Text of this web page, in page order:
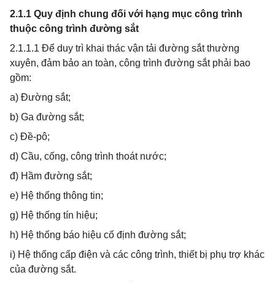
2.1.1 Quy định chung đối với hạng mục công trình
thuộc công trình đường sắt
2.1.1.1 Để duy trì khai thác vận tải đường sắt thường
xuyên, đảm bảo an toàn, công trình đường sắt phải bao
gồm:
a) Đường sắt;
b) Ga đường sắt;
c) Đề-pô;
d) Cầu, cống, công trình thoát nước;
đ) Hầm đường sắt;
e) Hệ thống thông tin;
g) Hệ thống tín hiệu;
h) Hệ thống báo hiệu cố định đường sắt;
i) Hệ thống cấp điện và các công trình, thiết bị phụ trợ khác
của đường sắt.